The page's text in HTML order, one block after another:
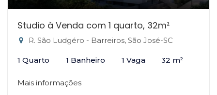
Studio à Venda com 1 quarto, 32m²
R. São Ludgéro - Barreiros, São José-SC
1 Quarto 1 Banheiro 1 Vaga 32 m²
Mais informações